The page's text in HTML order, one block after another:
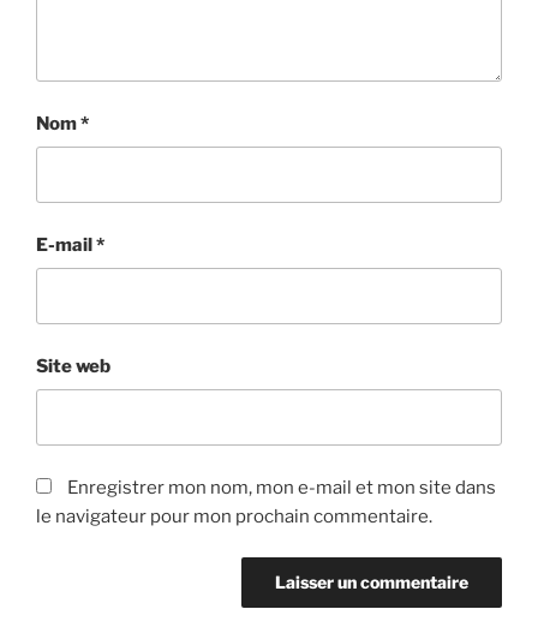
Nom*
E-mail*
Site web
Enregistrer mon nom, mon e-mail et mon site dans
le navigateur pour mon prochain commentaire.